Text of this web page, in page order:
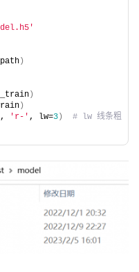
)
)
)
'r-' , lw=3)
# lw 线条粗